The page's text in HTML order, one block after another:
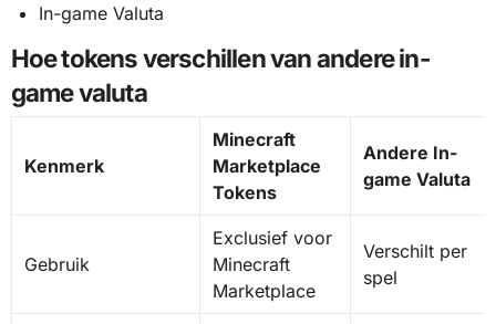
In-game Valuta
Hoe tokens verschillen van andere in-
game valuta
Kenmerk
Minecraft
Marketplace
Tokens
Andere In-
game Valuta
Gebruik
Exclusief voor
Minecraft
Marketplace
Verschilt per
spel